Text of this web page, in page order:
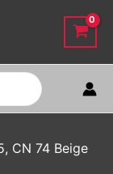
CN 74 Beige